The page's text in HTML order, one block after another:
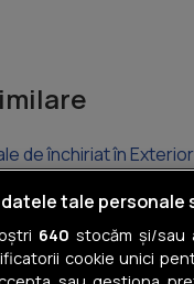
de închiriat în
de închiriat în Central
de închiriat în Calea
datele tale
640 stocăm și/sau
cookie unici